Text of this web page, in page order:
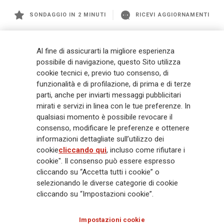
SONDAGGIO IN 2 MINUTI RICEVI AGGIORNAMENTI
management a livello globale, con premi complessivi pari a € 98,1
miliardi e € 900 miliardi di AUM nel 2025. Fondato nel 1831, con oltre 88
mila dipendenti e 163 mila agenti che servono 75 milioni di clienti, il
Gruppo ha una posizione di leadership in Europa e una presenza
crescente in Asia e America. Al centro della strategia di Generali c'è il suo
impegno Lifetime Partner verso i clienti, realizzato attraverso soluzioni
innovative e personalizzate, un'esperienza cliente di prima classe e le sue
capacità di distribuzione globale digitalizzata. Il Gruppo ha
completamente integrato la sostenibilità in tutte le scelte strategiche, con
l'obiettivo di creare valore per tutti gli stakeholder mentre costruisce una
società più equa e resiliente.
Legal Info Cookie Policy Privacy & GDPR
Al fine di assicurarti la migliore esperienza
possibile di navigazione, questo Sito utilizza
cookie tecnici e, previo tuo consenso, di
funzionalità e di profilazione, di prima e di terze
parti, anche per inviarti messaggi pubblicitari
mirati e servizi in linea con le tue preferenze. In
qualsiasi momento è possibile revocare il
consenso, modificare le preferenze e ottenere
informazioni dettagliate sull’utilizzo dei
cookiecliccando qui, incluso come rifiutare i
cookie". Il consenso può essere espresso
cliccando su “Accetta tutti i cookie” o
selezionando le diverse categorie di cookie
cliccando su “Impostazioni cookie”.
Impostazioni cookie